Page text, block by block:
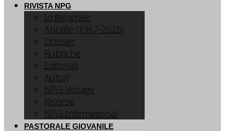
RIVISTA NPG
In generale
Annate (1967-2026)
Dossier
Rubriche
Editoriali
Autori
NPG Vintage
Risorse
NPG International
PASTORALE GIOVANILE